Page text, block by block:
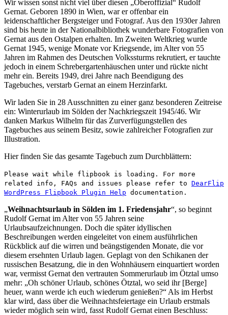
Wir wissen sonst nicht viel über diesen „Oberoffizial“ Rudolf
Gernat. Geboren 1890 in Wien, war er offenbar ein
leidenschaftlicher Bergsteiger und Fotograf. Aus den 1930er Jahren
sind bis heute in der Nationalbibliothek wunderbare Fotografien von
Gernat aus den Ostalpen erhalten. Im Zweiten Weltkrieg wurde
Gernat 1945, wenige Monate vor Kriegsende, im Alter von 55
Jahren im Rahmen des Deutschen Volkssturms rekrutiert, er tauchte
jedoch in einem Schrebergartenhäuschen unter und rückte nicht
mehr ein. Bereits 1949, drei Jahre nach Beendigung des
Tagebuches, verstarb Gernat an einem Herzinfarkt.
Wir laden Sie in 28 Ausschnitten zu einer ganz besonderen Zeitreise
ein: Winterurlaub im Sölden der Nachkriegszeit 1945/46. Wir
danken Markus Wilhelm für das Zurverfügungstellen des
Tagebuches aus seinem Besitz, sowie zahlreicher Fotografien zur
Illustration.
Hier finden Sie das gesamte Tagebuch zum Durchblättern:
Please wait while flipbook is loading. For more
related info, FAQs and issues please refer to DearFlip
WordPress Flipbook Plugin Help documentation.
„Weihnachtsurlaub in Sölden im 1. Friedensjahr“, so beginnt
Rudolf Gernat im Alter von 55 Jahren seine
Urlaubsaufzeichnungen. Doch die später idyllischen
Beschreibungen werden eingeleitet von einem ausführlichen
Rückblick auf die wirren und beängstigenden Monate, die vor
diesem ersehnten Urlaub lagen. Geplagt von den Schikanen der
russischen Besatzung, die in den Wohnhäusern einquartiert worden
war, vermisst Gernat den vertrauten Sommerurlaub im Ötztal umso
mehr: „Oh schöner Urlaub, schönes Ötztal, wo seid ihr [Berge]
heuer, wann werde ich euch wiederum genießen?“ Als im Herbst
klar wird, dass über die Weihnachtsfeiertage ein Urlaub erstmals
wieder möglich sein wird, fasst Rudolf Gernat einen Beschluss: